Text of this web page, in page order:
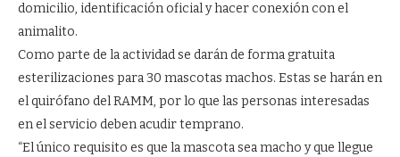
domicilio, identificación oficial y hacer conexión con el
animalito.
Como parte de la actividad se darán de forma gratuita
esterilizaciones para 30 mascotas machos. Estas se harán en
el quirófano del RAMM, por lo que las personas interesadas
en el servicio deben acudir temprano.
“El único requisito es que la mascota sea macho y que llegue